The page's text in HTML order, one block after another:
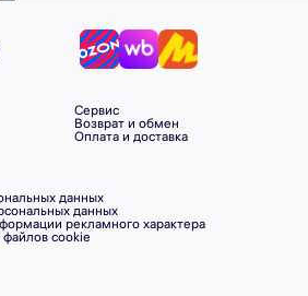
Сервис
Возврат и обмен
Оплата и доставка
данных
данных
рекламного характера
файлов cookie